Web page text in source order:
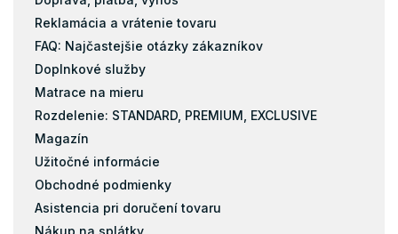
Reklamácia a vrátenie tovaru
FAQ: Najčastejšie otázky zákazníkov
Doplnkové služby
Matrace na mieru
Rozdelenie: STANDARD, PREMIUM, EXCLUSIVE
Magazín
Užitočné informácie
Obchodné podmienky
Asistencia pri doručení tovaru
Nákup na splátky